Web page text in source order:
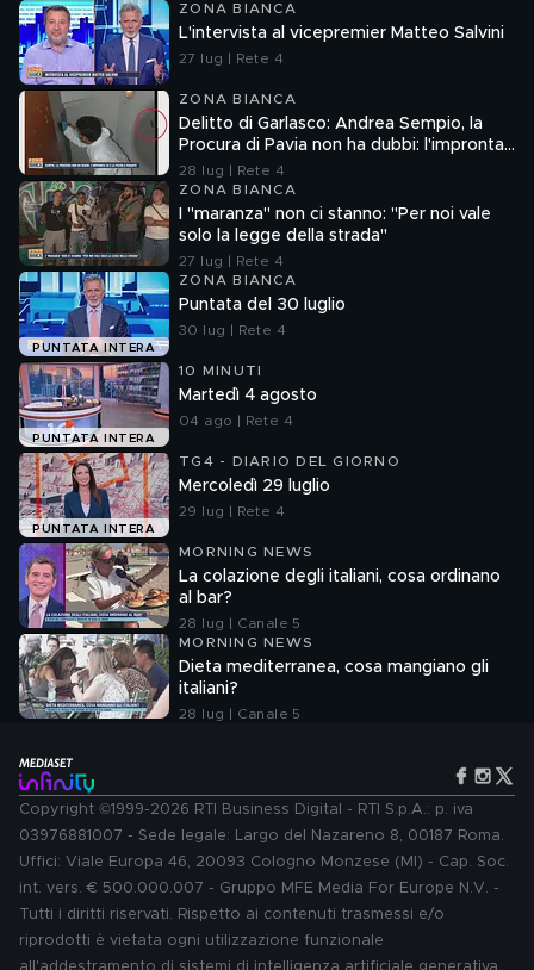
ZONA BIANCA
L'intervista al vicepremier Matteo Salvini
27 lug | Rete 4
ZONA BIANCA
Delitto di Garlasco: Andrea Sempio, la
Procura di Pavia non ha dubbi: l'impronta
33 è la pistola fumante
28 lug | Rete 4
ZONA BIANCA
I "maranza" non ci stanno: "Per noi vale
solo la legge della strada"
27 lug | Rete 4
PUNTATA INTERA
ZONA BIANCA
Puntata del 30 luglio
30 lug | Rete 4
PUNTATA INTERA
10 MINUTI
Martedì 4 agosto
04 ago | Rete 4
PUNTATA INTERA
TG4 - DIARIO DEL GIORNO
Mercoledì 29 luglio
29 lug | Rete 4
MORNING NEWS
La colazione degli italiani, cosa ordinano
al bar?
28 lug | Canale 5
MORNING NEWS
Dieta mediterranea, cosa mangiano gli
italiani?
28 lug | Canale 5
Copyright ©1999-2026 RTI Business Digital - RTI S.p.A.: p. iva
03976881007 - Sede legale: Largo del Nazareno 8, 00187 Roma.
Uffici: Viale Europa 46, 20093 Cologno Monzese (MI) - Cap. Soc.
int. vers. € 500.000.007 - Gruppo MFE Media For Europe N.V. -
Tutti i diritti riservati. Rispetto ai contenuti trasmessi e/o
riprodotti è vietata ogni utilizzazione funzionale